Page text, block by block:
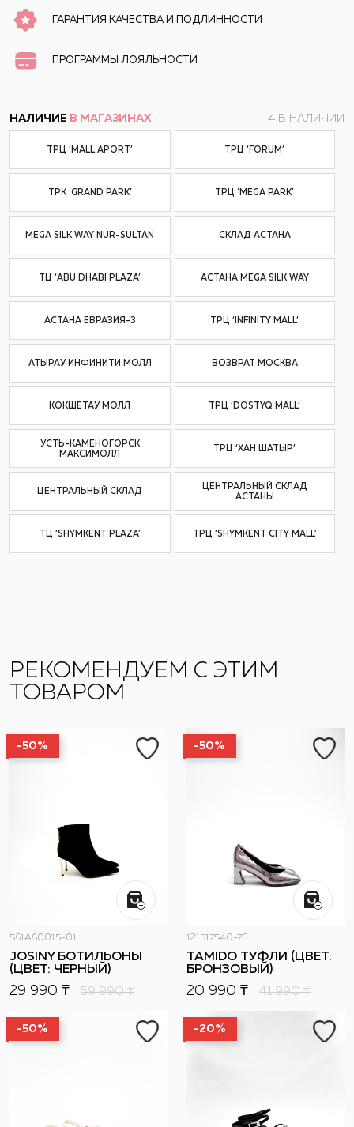
ГАРАНТИЯ КАЧЕСТВА И ПОДЛИННОСТИ
ПРОГРАММЫ ЛОЯЛЬНОСТИ
НАЛИЧИЕ В МАГАЗИНАХ 4 В НАЛИЧИИ
ТРЦ ‘MALL APORT’ ТРЦ ‘FORUM’
ТРК ‘GRAND PARK’ ТРЦ ‘MEGA PARK’
MEGA SILK WAY NUR-SULTAN СКЛАД АСТАНА
ТЦ ‘ABU DHABI PLAZA’ АСТАНА MEGA SILK WAY
АСТАНА ЕВРАЗИЯ-3 ТРЦ ‘INFINITY MALL’
АТЫРАУ ИНФИНИТИ МОЛЛ ВОЗВРАТ МОСКВА
КОКШЕТАУ МОЛЛ ТРЦ ‘DOSTYQ MALL’
УСТЬ-КАМЕНОГОРСК
МАКСИМОЛЛ
ТРЦ ‘ХАН ШАТЫР’
ЦЕНТРАЛЬНЫЙ СКЛАД
ЦЕНТРАЛЬНЫЙ СКЛАД
АСТАНЫ
ТЦ ‘SHYMKENT PLAZA’ ТРЦ ‘SHYMKENT CITY MALL’
РЕКОМЕНДУЕМ С ЭТИМ
ТОВАРОМ
-50%
561A60015-01
JOSINY БОТИЛЬОНЫ
(ЦВЕТ: ЧЕРНЫЙ)
29 990 ₸ 59 990₸
-50%
121517540-76
TAMIDO ТУФЛИ (ЦВЕТ:
БРОНЗОВЫЙ)
20 990 ₸ 41 990₸
-50% -20%